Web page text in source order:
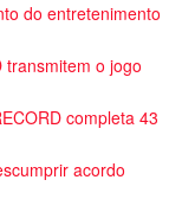
do entretenimento
transmitem o jogo
completa 43
acordo